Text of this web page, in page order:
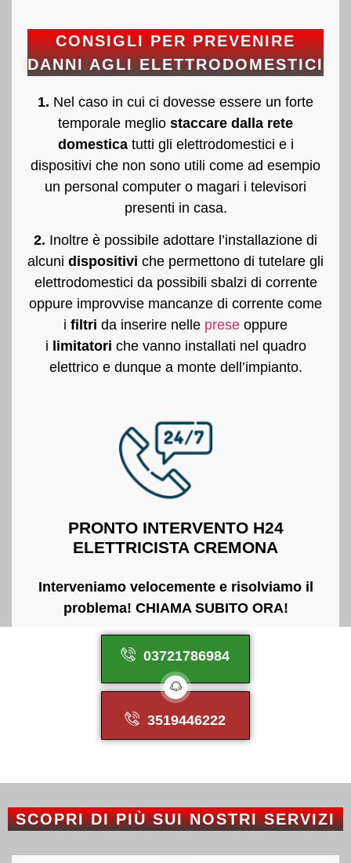
CONSIGLI PER PREVENIRE
DANNI AGLI ELETTRODOMESTICI
1. Nel caso in cui ci dovesse essere un forte
temporale meglio staccare dalla rete
domesticatutti gli elettrodomestici e i
dispositivi che non sono utili come ad esempio
un personal computer o magari i televisori
presenti in casa.
2. Inoltre è possibile adottare l’installazione di
alcuni dispositivi che permettono di tutelare gli
elettrodomestici da possibili sbalzi di corrente
oppure improvvise mancanze di corrente come
i filtri da inserire nelle prese oppure
i limitatori che vanno installati nel quadro
elettrico e dunque a monte dell’impianto.
PRONTO INTERVENTO H24
ELETTRICISTA CREMONA
Interveniamo velocemente e risolviamo il
problema! CHIAMA SUBITO ORA!
03721786984
3519446222
SCOPRI DI PIÙ SUI NOSTRI SERVIZI